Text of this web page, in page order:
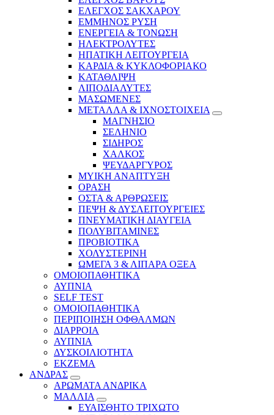
ΕΛΕΓΧΟΣ ΣΑΚΧΑΡΟΥ
ΕΜΜΗΝΟΣ ΡΥΣΗ
ΕΝΕΡΓΕΙΑ & ΤΟΝΩΣΗ
ΗΛΕΚΤΡΟΛΥΤΕΣ
ΗΠΑΤΙΚΗ ΛΕΙΤΟΥΡΓΕΙΑ
ΚΑΡΔΙΑ & ΚΥΚΛΟΦΟΡΙΑΚΟ
ΚΑΤΑΘΛΙΨΗ
ΛΙΠΟΔΙΑΛΥΤΕΣ
ΜΑΣΩΜΕΝΕΣ
ΜΕΤΑΛΛΑ & ΙΧΝΟΣΤΟΙΧΕΙΑ
ΜΑΓΝΗΣΙΟ
ΣΕΛΗΝΙΟ
ΣΙΔΗΡΟΣ
ΧΑΛΚΟΣ
ΨΕΥΔΑΡΓΥΡΟΣ
ΜΥΙΚΗ ΑΝΑΠΤΥΞΗ
ΟΡΑΣΗ
ΟΣΤΑ & ΑΡΘΡΩΣΕΙΣ
ΠΕΨΗ & ΔΥΣΛΕΙΤΟΥΡΓΕΙΕΣ
ΠΝΕΥΜΑΤΙΚΗ ΔΙΑΥΓΕΙΑ
ΠΟΛΥΒΙΤΑΜΙΝΕΣ
ΠΡΟΒΙΟΤΙΚΑ
ΧΟΛΥΣΤΕΡΙΝΗ
ΩΜΕΓΑ 3 & ΛΙΠΑΡΑ ΟΞΕΑ
ΟΜΟΙΟΠΑΘΗΤΙΚΑ
ΑΥΠΝΙΑ
SELF TEST
ΟΜΟΙΟΠΑΘΗΤΙΚΑ
ΠΕΡΙΠΟΙΗΣΗ ΟΦΘΑΛΜΩΝ
ΔΙΑΡΡΟΙΑ
ΑΥΠΝΙΑ
ΔΥΣΚΟΙΛΙΟΤΗΤΑ
ΕΚΖΕΜΑ
ΑΝΔΡΑΣ
ΑΡΩΜΑΤΑ ΑΝΔΡΙΚΑ
ΜΑΛΛΙΑ
ΕΥΑΙΣΘΗΤΟ ΤΡΙΧΩΤΟ